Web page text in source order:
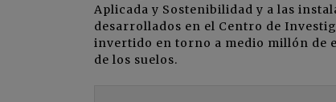
Aplicada y Sostenibilidad y a las
desarrollados en el Centro de
invertido en torno a medio millón de
de los suelos.